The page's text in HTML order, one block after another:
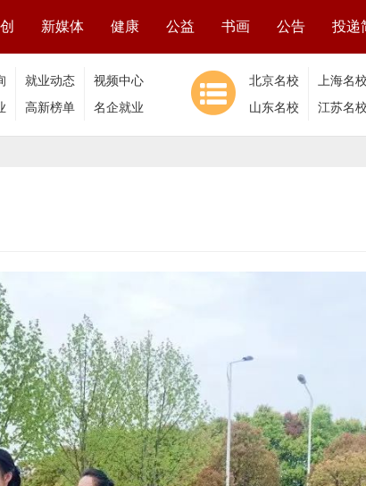
新媒体 健康 公益 书画 公告 投递
就业动态
视频中心
高新榜单 名企就业
北京名校 上海名校
山东名校
江苏名校